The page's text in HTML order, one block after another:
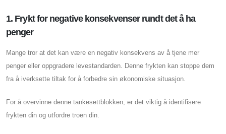
1. Frykt for negative konsekvenser rundt det å ha
penger
Mange tror at det kan være en negativ konsekvens av å tjene mer
penger eller oppgradere levestandarden. Denne frykten kan stoppe dem
fra å iverksette tiltak for å forbedre sin økonomiske situasjon.
For å overvinne denne tankesettblokken, er det viktig å identifisere
frykten din og utfordre troen din.